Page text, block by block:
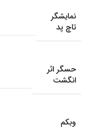
نمایشگر
تاچ پد
حسگر اثر
انگشت
وبکم